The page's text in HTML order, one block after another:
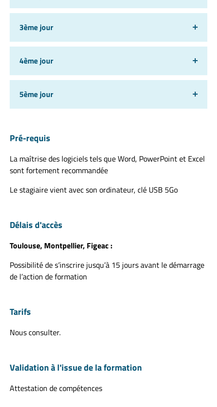
3ème jour
4ème jour
5ème jour
Pré-requis
La maîtrise des logiciels tels que Word, PowerPoint et Excel
sont fortement recommandée
Le stagiaire vient avec son ordinateur, clé USB 5Go
Délais d'accès
Toulouse, Montpellier, Figeac :
Possibilité de s’inscrire jusqu’à 15 jours avant le démarrage
de l’action de formation
Tarifs
Nous consulter.
Validation à l'issue de la formation
Attestation de compétences